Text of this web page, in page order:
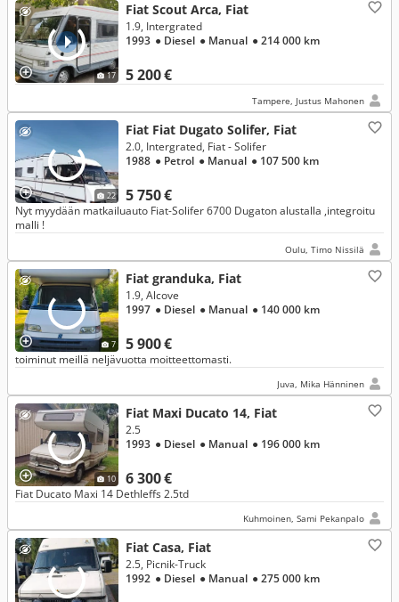
17
Fiat Scout Arca, Fiat
5 200 €
1.9, Intergrated
1993 ● Diesel ● Manual ● 214 000 km
Tampere, Justus Mahonen
22
Fiat Fiat Dugato Solifer, Fiat
5 750 €
2.0, Intergrated, Fiat - Solifer
1988 ● Petrol ● Manual ● 107 500 km
Nyt myydään matkailuauto Fiat-Solifer 6700 Dugaton alustalla ,integroitu
malli !
Oulu, Timo Nissilä
7
Fiat granduka, Fiat
5 900 €
1.9, Alcove
1997 ● Diesel ● Manual ● 140 000 km
toiminut meillä neljävuotta moitteettomasti.
Juva, Mika Hänninen
10
Fiat Maxi Ducato 14, Fiat
6 300 €
2.5
1993 ● Diesel ● Manual ● 196 000 km
Fiat Ducato Maxi 14 Dethleffs 2.5td
Kuhmoinen, Sami Pekanpalo
Fiat Casa, Fiat
2.5, Picnik-Truck
1992 ● Diesel ● Manual ● 275 000 km